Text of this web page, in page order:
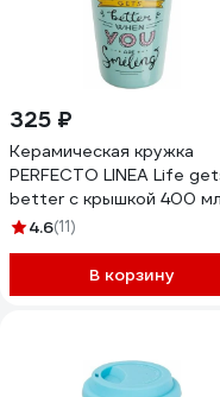
325 ₽
Керамическая кружка
PERFECTO LINEA Life
better с крышкой 400 мл
30-140122
4.6(11)
В корзину